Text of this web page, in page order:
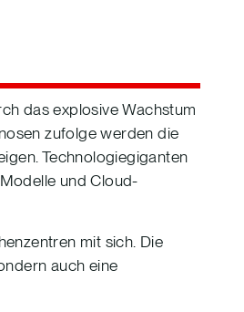
das explosive Wachstum
zufolge werden die
Technologiegiganten
und Cloud-
mit sich. Die
auch eine